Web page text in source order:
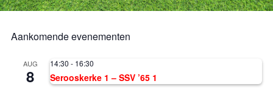
Aankomende evenementen
AUG
8
14:30 - 16:30
Serooskerke 1 – SSV ’65 1